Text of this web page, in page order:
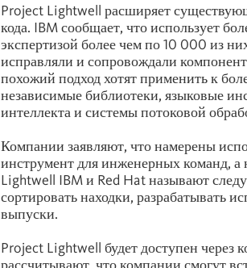
Project Lightwell расширяет
кода. IBM сообщает, что использует
экспертизой более чем по 10 000 из
исправляли и сопровождали
похожий подход хотят применить к
независимые библиотеки, языковые
интеллекта и системы потоковой
Компании заявляют, что намерены
инструмент для инженерных команд, а
Lightwell IBM и Red Hat называют
сортировать находки, разрабатывать
выпуски.
Project Lightwell будет доступен через
рассчитывают, что компании смогут